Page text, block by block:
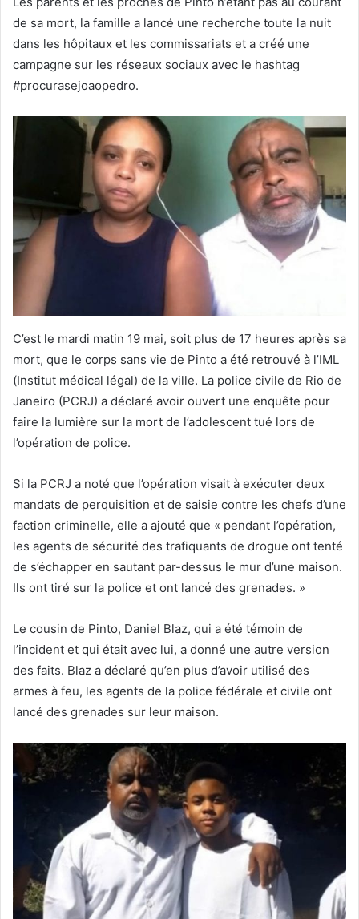
de sa mort, la famille a lancé une recherche toute la nuit
dans les hôpitaux et les commissariats et a créé une
campagne sur les réseaux sociaux avec le hashtag
#procurasejoaopedro.
C’est le mardi matin 19 mai, soit plus de 17 heures après sa
mort, que le corps sans vie de Pinto a été retrouvé à l’IML
(Institut médical légal) de la ville. La police civile de Rio de
Janeiro (PCRJ) a déclaré avoir ouvert une enquête pour
faire la lumière sur la mort de l’adolescent tué lors de
l’opération de police.
Si la PCRJ a noté que l’opération visait à exécuter deux
mandats de perquisition et de saisie contre les chefs d’une
faction criminelle, elle a ajouté que « pendant l’opération,
les agents de sécurité des trafiquants de drogue ont tenté
de s’échapper en sautant par-dessus le mur d’une maison.
Ils ont tiré sur la police et ont lancé des grenades. »
Le cousin de Pinto, Daniel Blaz, qui a été témoin de
l’incident et qui était avec lui, a donné une autre version
des faits. Blaz a déclaré qu’en plus d’avoir utilisé des
armes à feu, les agents de la police fédérale et civile ont
lancé des grenades sur leur maison.